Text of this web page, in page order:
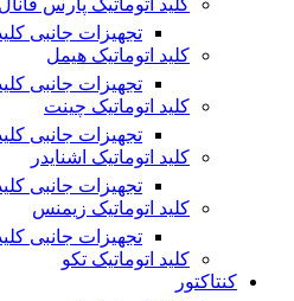
کلید اتوماتیک پارس فانال
تجهیزات جانبی
کلید اتوماتیک هیمل
تجهیزات جانبی
کلید اتوماتیک چینت
تجهیزات جانبی
کلید اتوماتیک اشنایدر
تجهیزات جانبی
کلید اتوماتیک زیمنس
تجهیزات جانبی
کلید اتوماتیک تکو
کنتاکتور